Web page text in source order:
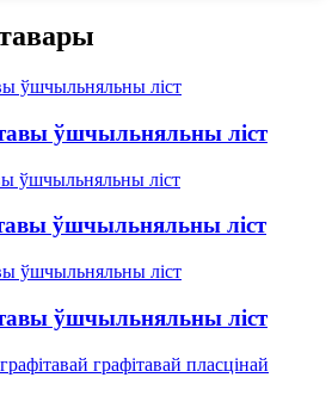
ўшчыльняльны ліст
ўшчыльняльны ліст
ўшчыльняльны ліст